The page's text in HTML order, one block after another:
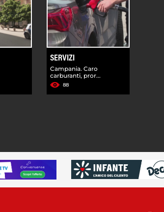
SERVIZI
Campania. Caro
carburanti, pror...
88